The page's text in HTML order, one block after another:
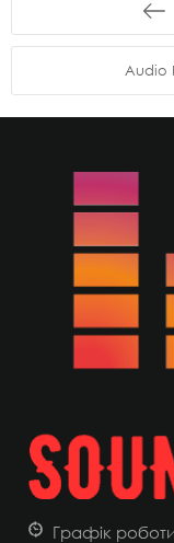
Audio
Графік роботи